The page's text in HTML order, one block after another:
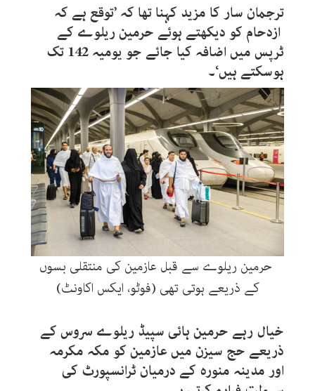
ترجمان سار کا مزید کہنا تھا کہ ’توقع ہے کہ
ازدحام کو دیکھتے ہوئے حرمین ریلوے کے
ٹرپس میں اضافہ کیا جائے جو یومیہ 142 تک
ہوسکتے ہیں‘۔
حرمین ریلوے سے قبل عازمین کی منتقلی بسوں
کے ذریعے ہوتی تھی (فوٹو، ایکس اکاونٹ)
خیال رہے حرمین ہائی سپیڈ ریلوے سروس کے
ذریعے حج سیزن میں عازمین کو مکہ مکرمہ
اور مدینہ منورہ کے درمیان ٹرانسپورٹ کی